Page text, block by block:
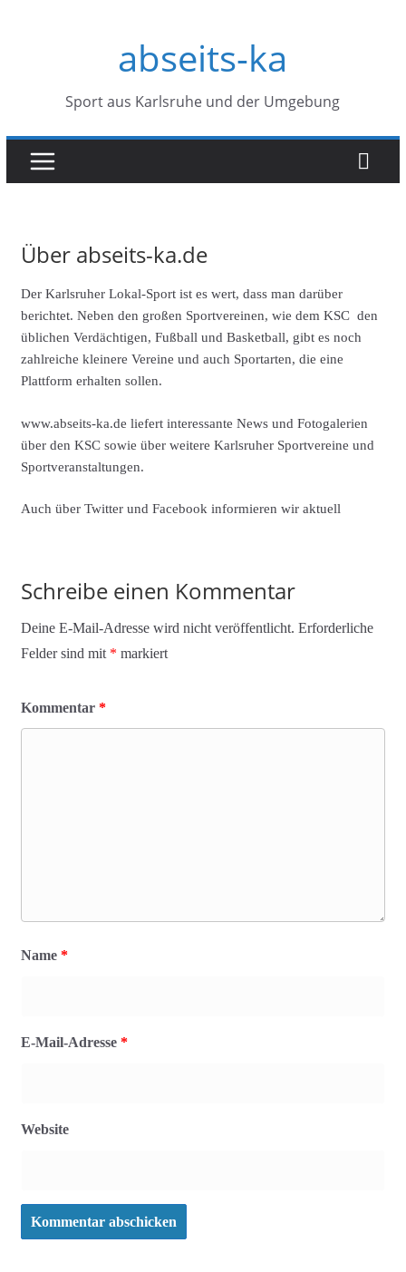
abseits-ka
Sport aus Karlsruhe und der Umgebung
Über abseits-ka.de
Der Karlsruher Lokal-Sport ist es wert, dass man darüber
berichtet. Neben den großen Sportvereinen, wie dem KSC den
üblichen Verdächtigen, Fußball und Basketball, gibt es noch
zahlreiche kleinere Vereine und auch Sportarten, die eine
Plattform erhalten sollen.
www.abseits-ka.de liefert interessante News und Fotogalerien
über den KSC sowie über weitere Karlsruher Sportvereine und
Sportveranstaltungen.
Auch über Twitter und Facebook informieren wir aktuell
Schreibe einen Kommentar
Deine E-Mail-Adresse wird nicht veröffentlicht. Erforderliche
Felder sind mit * markiert
Kommentar *
Name *
E-Mail-Adresse *
Website